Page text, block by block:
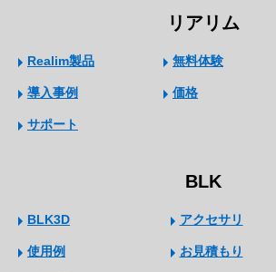
リアリム
Realim製品 無料体験
導入事例 価格
サポート
BLK
BLK3D アクセサリ
使用例 お見積もり